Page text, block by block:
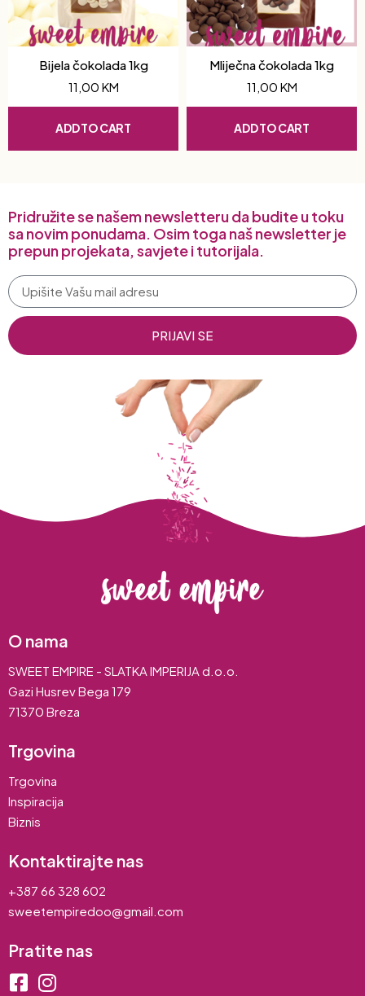
Bijela čokolada 1kg
11,00 KM
ADD TO CART
Mliječna čokolada 1kg
11,00 KM
ADD TO CART
Pridružite se našem newsletteru da budite u toku
sa novim ponudama. Osim toga naš newsletter je
prepun projekata, savjete i tutorijala.
PRIJAVI SE
O nama
SWEET EMPIRE - SLATKA IMPERIJA d.o.o.
Gazi Husrev Bega 179
71370 Breza
Trgovina
Trgovina
Inspiracija
Biznis
Kontaktirajte nas
+387 66 328 602
sweetempiredoo@gmail.com
Pratite nas